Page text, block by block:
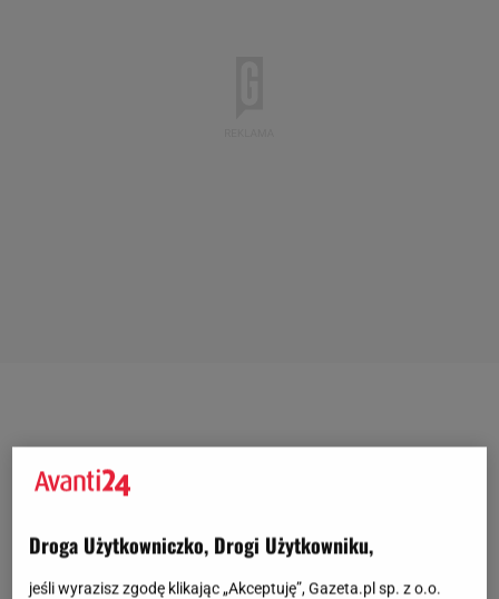
Droga Użytkowniczko, Drogi Użytkowniku,
jeśli wyrazisz zgodę klikając „Akceptuję”, Gazeta.pl sp. z o.o.